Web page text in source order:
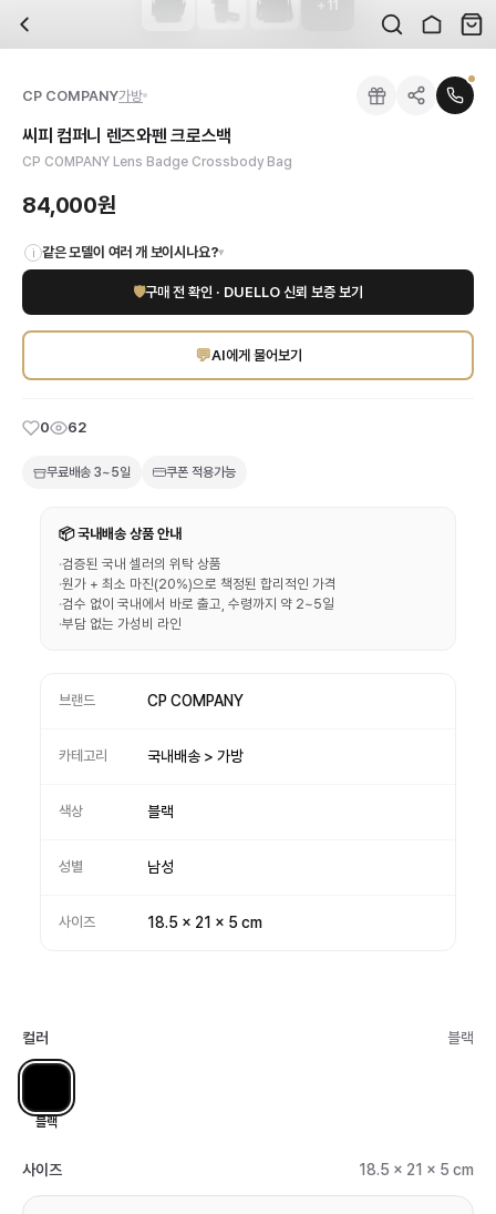
배송은 얼마나 걸리나요?
전문 스태프가 실물 상품을 직접 확인한 후 검수 사진을 제공합니다. 가죽 재질,
교환이나 반품이 가능한가요?
수령 후 7일 이내 신청하시면 상품 하자, 사이즈 불일치, 고객 변심 모두 교환·반
쿠폰과 적립금을 함께 사용할 수 있나요?
네, 쿠폰과 적립금을 결제 시 함께 사용하실 수 있습니다. 적립금은 1,000원 이상
씨피 컴퍼니 렌즈와펜 크로스백
브랜드:
색상:블랙
가격:84,000원
CP COMPANY의 아이코닉한 렌즈와펜 디테일이 돋보이는 프리미엄 크로스백으
씨피 컴퍼니 렌즈와펜 크로스백
CP COMPANY가방
씨피 컴퍼니 렌즈와펜 크로스백
CP COMPANY Lens Badge Crossbody Bag
84,000원
i 같은 모델이 여러 개 보이시나요?▾
🛡구매 전 확인 · DUELLO 신뢰 보증 보기
💬AI에게 물어보기
0 62
무료배송 3~5일 쿠폰 적용가능
📦 국내배송 상품 안내
·검증된 국내 셀러의 위탁 상품
·원가 + 최소 마진(20%)으로 책정된 합리적인 가격
·검수 없이 국내에서 바로 출고, 수령까지 약 2~5일
·부담 없는 가성비 라인
브랜드 CP COMPANY
카테고리 국내배송 > 가방
색상 블랙
성별 남성
사이즈 18.5 x 21 x 5 cm
컬러 블랙
블랙
사이즈 18.5 x 21 x 5 cm